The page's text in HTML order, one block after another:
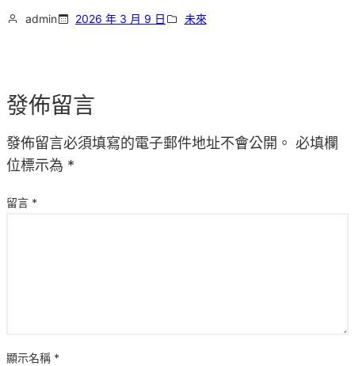
admin 2026 年 3 月 9 日 未來
發佈留言
發佈留言必須填寫的電子郵件地址不會公開。 必填欄
位標示為 *
留言 *
顯示名稱 *